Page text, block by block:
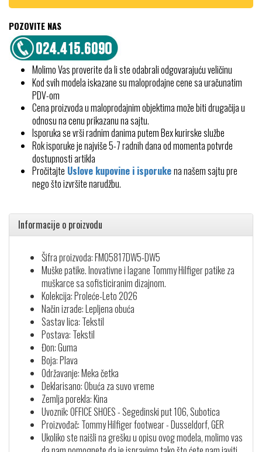
POZOVITE NAS
Molimo Vas proverite da li ste odabrali odgovarajuću veličinu
Kod svih modela iskazane su maloprodajne cene sa uračunatim
PDV-om
Cena proizvoda u maloprodajnim objektima može biti drugačija u
odnosu na cenu prikazanu na sajtu.
Isporuka se vrši radnim danima putem Bex kurirske službe
Rok isporuke je najviše 5-7 radnih dana od momenta potvrde
dostupnosti artikla
Pročitajte Uslove kupovine i isporukena našem sajtu pre
nego što izvršite narudžbu.
Informacije o proizvodu
Šifra proizvoda: FM05817DW5-DW5
Muške patike. Inovativne i lagane Tommy Hilfiger patike za
muškarce sa sofisticiranim dizajnom.
Kolekcija: Proleće-Leto 2026
Način izrade: Lepljena obuća
Sastav lica: Tekstil
Postava: Tekstil
Đon: Guma
Boja: Plava
Održavanje: Meka četka
Deklarisano: Obuća za suvo vreme
Zemlja porekla: Kina
Uvoznik: OFFICE SHOES - Segedinski put 106, Subotica
Proizvođač: Tommy Hilfiger footwear - Dusseldorf, GER
Ukoliko ste naišli na grešku u opisu ovog modela, molimo vas